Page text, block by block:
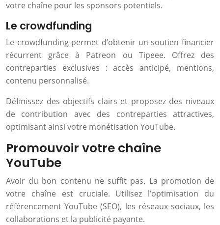
votre chaîne pour les sponsors potentiels.
Le crowdfunding
Le crowdfunding permet d’obtenir un soutien financier
récurrent grâce à Patreon ou Tipeee. Offrez des
contreparties exclusives : accès anticipé, mentions,
contenu personnalisé.
Définissez des objectifs clairs et proposez des niveaux
de contribution avec des contreparties attractives,
optimisant ainsi votre monétisation YouTube.
Promouvoir votre chaîne
YouTube
Avoir du bon contenu ne suffit pas. La promotion de
votre chaîne est cruciale. Utilisez l’optimisation du
référencement YouTube (SEO), les réseaux sociaux, les
collaborations et la publicité payante.